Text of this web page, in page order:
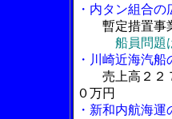
・内タン組合
暫定措置事
船員問題
・川崎近海汽
売上高２２
０万円
・新和内航海